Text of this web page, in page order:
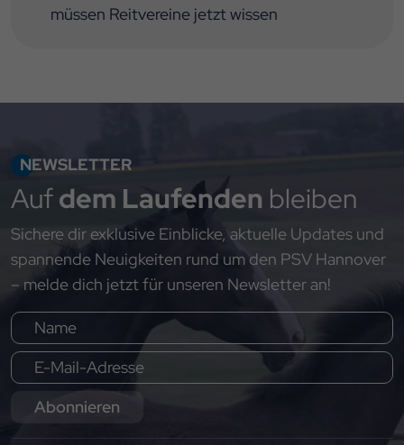
müssen Reitvereine jetzt wissen
NEWSLETTER
Aufdem Laufenden bleiben
Sichere dir exklusive Einblicke, aktuelle Updates und
spannende Neuigkeiten rund um den PSV Hannover
– melde dich jetzt für unseren Newsletter an!
Abonnieren